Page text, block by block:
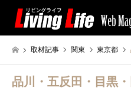
取材記事 関東 東京都
品川・五反田・目黒